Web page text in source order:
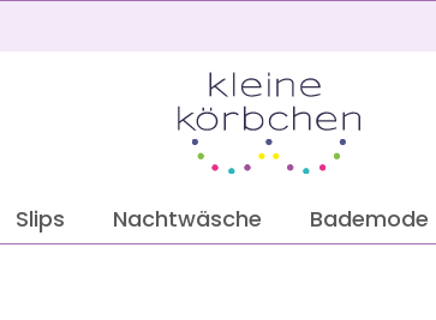
Slips Nachtwäsche Bademode